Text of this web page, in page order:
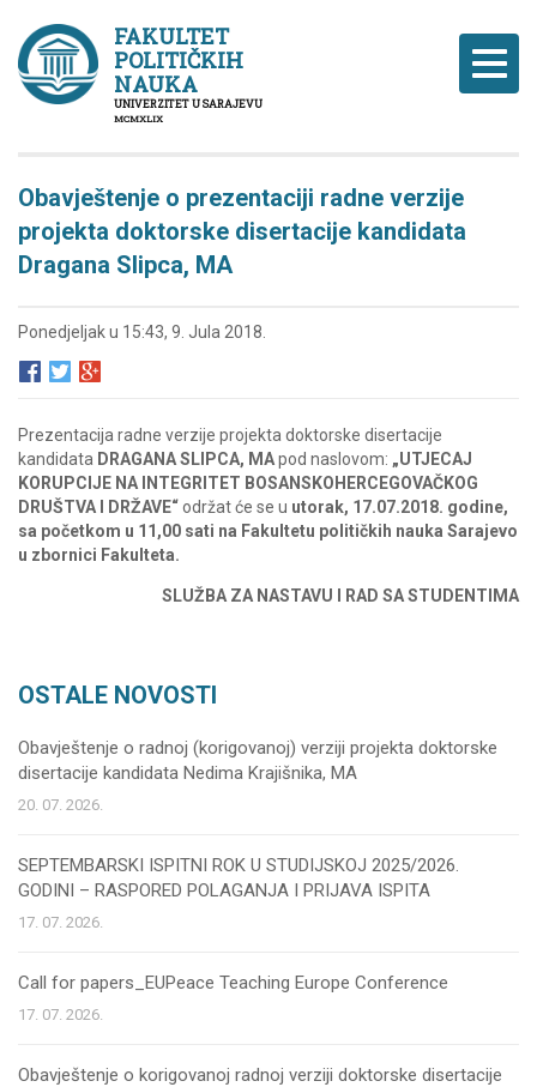
FAKULTET
POLITIČKIH
NAUKA
UNIVERZITET U SARAJEVU
MCMXLIX
Obavještenje o prezentaciji radne verzije
projekta doktorske disertacije kandidata
Dragana Slipca, MA
Ponedjeljak u 15:43, 9. Jula 2018.
Prezentacija radne verzije projekta doktorske disertacije
kandidata DRAGANA SLIPCA, MApod naslovom: „UTJECAJ
KORUPCIJE NA INTEGRITET BOSANSKOHERCEGOVAČKOG
DRUŠTVA I DRŽAVE“održat će se u utorak, 17.07.2018. godine,
sa početkom u 11,00 sati na Fakultetu političkih nauka Sarajevo
u zbornici Fakulteta.
SLUŽBA ZA NASTAVU I RAD SA STUDENTIMA
OSTALE NOVOSTI
Obavještenje o radnoj (korigovanoj) verziji projekta doktorske
disertacije kandidata Nedima Krajišnika, MA
20. 07. 2026.
SEPTEMBARSKI ISPITNI ROK U STUDIJSKOJ 2025/2026.
GODINI – RASPORED POLAGANJA I PRIJAVA ISPITA
17. 07. 2026.
Call for papers_EUPeace Teaching Europe Conference
17. 07. 2026.
Obavještenje o korigovanoj radnoj verziji doktorske disertacije